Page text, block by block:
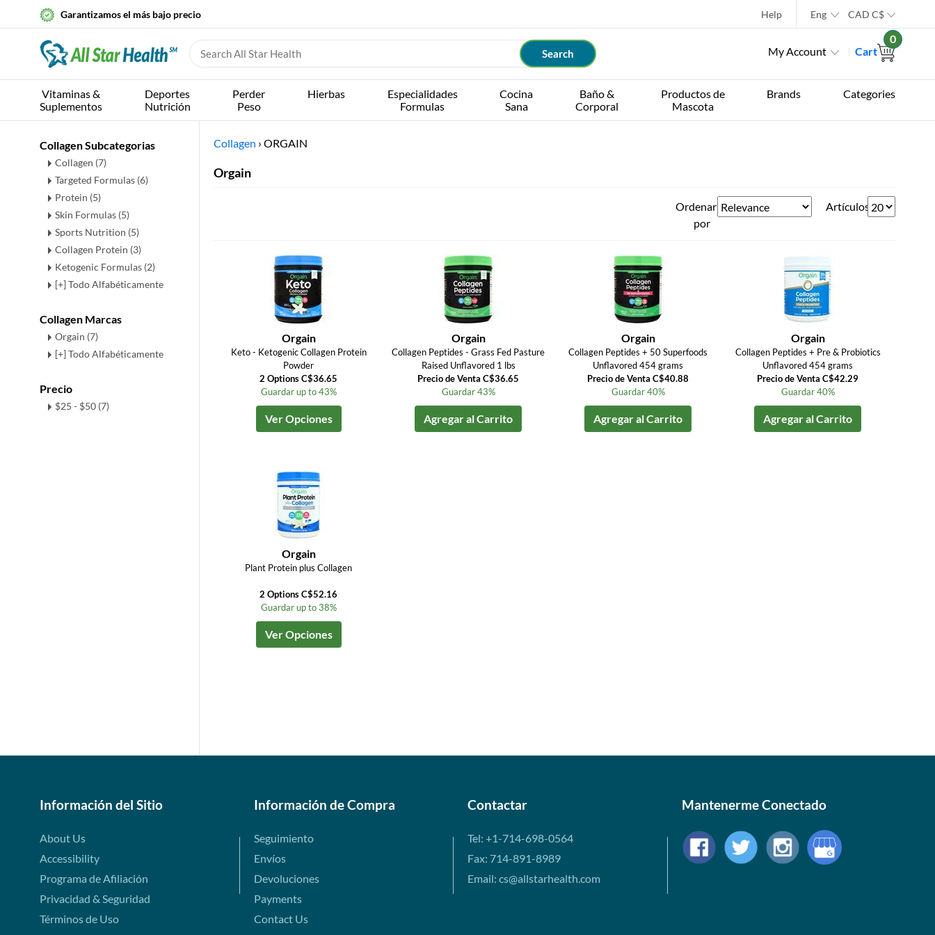
Garantizamos el más bajo precio Help Eng CAD C$
My Account Cart
0
Vitaminas &
Suplementos
Deportes
Nutrición
Perder
Peso
Hierbas
Especialidades
Formulas
Cocina
Sana
Baño &
Corporal
Productos de
Mascota
Brands Categories
Collagen Subcategorias
Collagen (7)
Targeted Formulas (6)
Protein (5)
Skin Formulas (5)
Sports Nutrition (5)
Collagen Protein (3)
Ketogenic Formulas (2)
[+] Todo Alfabéticamente
Collagen Marcas
Orgain (7)
[+] Todo Alfabéticamente
Precio
$25 - $50 (7)
Collagen › ORGAIN
Orgain
Ordenar
por
Artículos
Orgain
Keto - Ketogenic Collagen Protein
Powder
2 Options C$36.65
Guardar up to 43%
Ver Opciones
Orgain
Collagen Peptides - Grass Fed Pasture
Raised Unflavored 1 lbs
Precio de Venta C$36.65
Guardar 43%
Agregar al Carrito
Orgain
Collagen Peptides + 50 Superfoods
Unflavored 454 grams
Precio de Venta C$40.88
Guardar 40%
Agregar al Carrito
Orgain
Collagen Peptides + Pre & Probiotics
Unflavored 454 grams
Precio de Venta C$42.29
Guardar 40%
Agregar al Carrito
Orgain
Plant Protein plus Collagen
2 Options C$52.16
Guardar up to 38%
Ver Opciones
Información del Sitio
About Us
Accessibility
Programa de Afiliación
Privacidad & Seguridad
Términos de Uso
Información de Compra
Seguimiento
Envíos
Devoluciones
Payments
Contact Us
Contactar
Tel: +1-714-698-0564
Fax: 714-891-8989
Email: cs@allstarhealth.com
Mantenerme Conectado